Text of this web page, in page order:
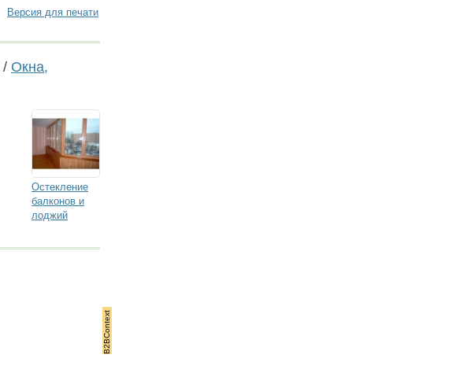
Версия для печати
/ Окна,
Остекление
балконов и
лоджий